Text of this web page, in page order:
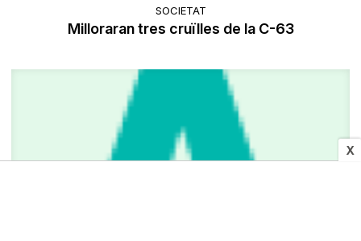
X
SOCIETAT
Milloraran tres cruïlles de la C-63